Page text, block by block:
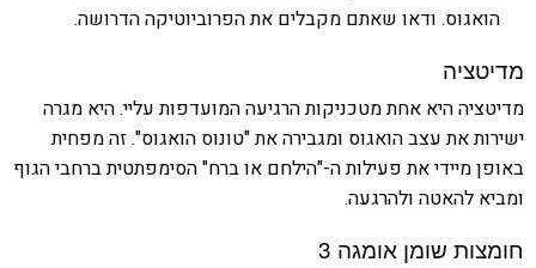
הואגוס. ודאו שאתם מקבלים את הפרוביוטיקה הדרושה.
מדיטציה
מדיטציה היא אחת מטכניקות הרגיעה המועדפות עליי. היא מגרה
ישירות את עצב הואגוס ומגבירה את "טונוס הואגוס". זה מפחית
באופן מיידי את פעילות ה-"הילחם או ברח" הסימפתטית ברחבי הגוף
ומביא להאטה ולהרגעה.
חומצות שומן אומגה 3